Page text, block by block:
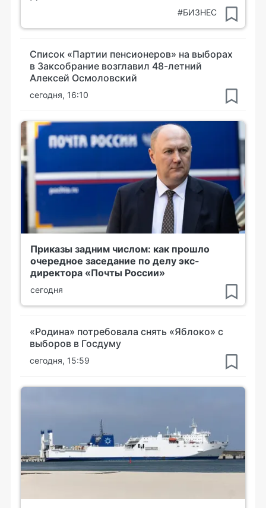
#БИЗНЕС
Список «Партии пенсионеров» на выборах
в Заксобрание возглавил 48-летний
Алексей Осмоловский
сегодня, 16:10
Приказы задним числом: как прошло
очередное заседание по делу экс-
директора «Почты России»
сегодня
«Родина» потребовала снять «Яблоко» с
выборов в Госдуму
сегодня, 15:59